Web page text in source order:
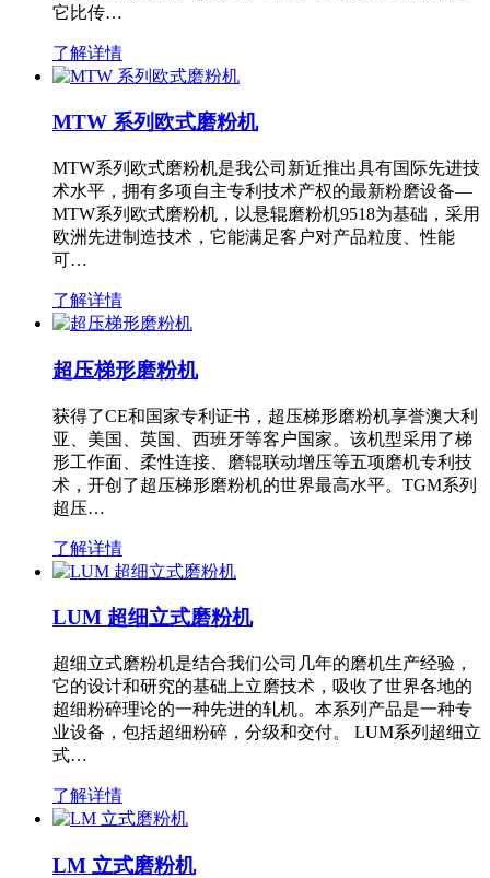
它比传…
了解详情
MTW 系列欧式磨粉机
MTW系列欧式磨粉机是我公司新近推出具有国际先进技
术水平，拥有多项自主专利技术产权的最新粉磨设备—
MTW系列欧式磨粉机，以悬辊磨粉机9518为基础，采用
欧洲先进制造技术，它能满足客户对产品粒度、性能
可…
了解详情
超压梯形磨粉机
获得了CE和国家专利证书，超压梯形磨粉机享誉澳大利
亚、美国、英国、西班牙等客户国家。该机型采用了梯
形工作面、柔性连接、磨辊联动增压等五项磨机专利技
术，开创了超压梯形磨粉机的世界最高水平。TGM系列
超压…
了解详情
LUM 超细立式磨粉机
超细立式磨粉机是结合我们公司几年的磨机生产经验，
它的设计和研究的基础上立磨技术，吸收了世界各地的
超细粉碎理论的一种先进的轧机。本系列产品是一种专
业设备，包括超细粉碎，分级和交付。 LUM系列超细立
式…
了解详情
LM 立式磨粉机